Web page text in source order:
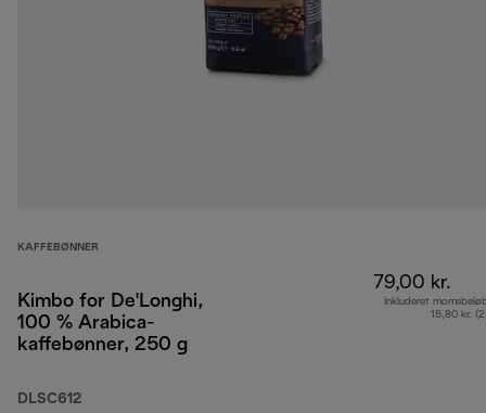
KAFFEBØNNER
Kimbo for De'Longhi,
100 % Arabica-
kaffebønner, 250 g
DLSC612
79,00 kr.
Inkluderet
15,80 kr.